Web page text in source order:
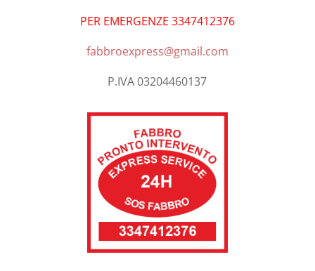
PER EMERGENZE 3347412376
fabbroexpress@gmail.com
P.IVA 03204460137